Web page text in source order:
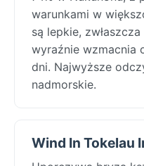
warunkami w
są lepkie,
wyraźnie wzmacnia
dni. Najwyższe
nadmorskie.
Wind In Tokelau